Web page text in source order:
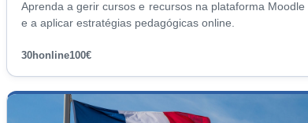
Aprenda a gerir cursos e recursos na plataforma Moodle
e a aplicar estratégias pedagógicas online.
30honline100€